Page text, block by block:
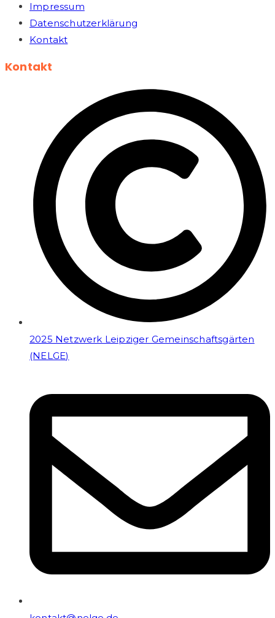
Impressum
Datenschutzerklärung
Kontakt
Kontakt
2025 Netzwerk Leipziger Gemeinschaftsgärten
(NELGE)